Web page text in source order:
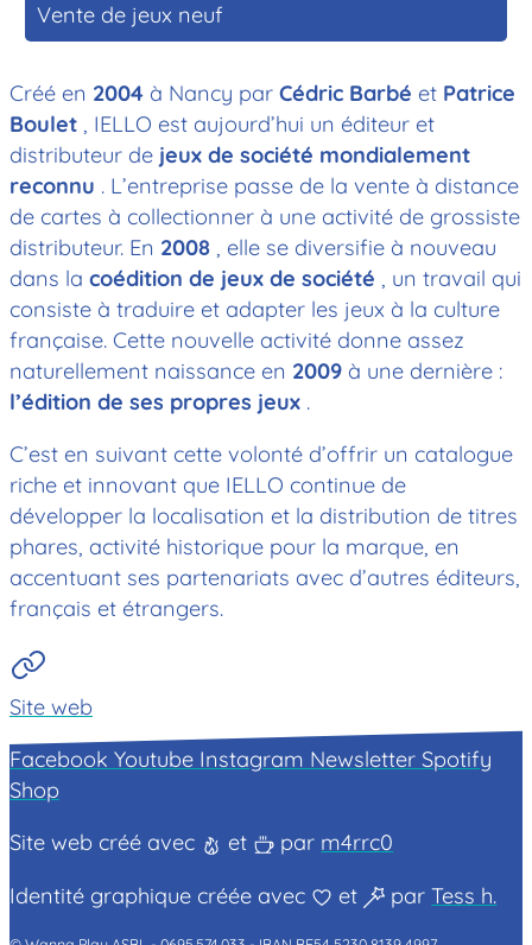
Vente de jeux neuf
Créé en 2004 à Nancy par Cédric Barbé et Patrice
Boulet , IELLO est aujourd’hui un éditeur et
distributeur de jeux de société mondialement
reconnu . L’entreprise passe de la vente à distance
de cartes à collectionner à une activité de grossiste
distributeur. En 2008 , elle se diversifie à nouveau
dans la coédition de jeux de société , un travail qui
consiste à traduire et adapter les jeux à la culture
française. Cette nouvelle activité donne assez
naturellement naissance en 2009 à une dernière :
l’édition de ses propres jeux .
C’est en suivant cette volonté d’offrir un catalogue
riche et innovant que IELLO continue de
développer la localisation et la distribution de titres
phares, activité historique pour la marque, en
accentuant ses partenariats avec d’autres éditeurs,
français et étrangers.
Site web
Facebook Youtube Instagram Newsletter Spotify
Shop
Site web créé avec
et par m4rrc0
Identité graphique créée avec
et parTess h.